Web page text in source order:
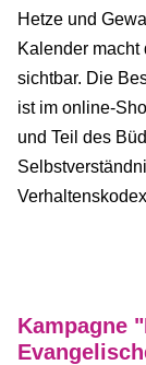
Hetze und
Kalender
sichtbar. Die
ist im online-
und Teil des
Kampagne